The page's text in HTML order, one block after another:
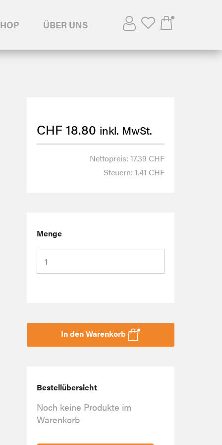
ÜBER UNS
CHF 18.80 inkl. MwSt.
Nettopreis: 17.39 CHF
Steuern: 1.41 CHF
Menge
In den Warenkorb
Bestellübersicht
Noch keine Produkte im
Warenkorb